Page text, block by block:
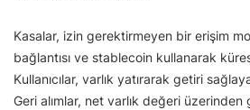
Kasalar, izin gerektirmeyen bir erişim
bağlantısı ve stablecoin kullanarak
Kullanıcılar, varlık yatırarak getiri
Geri alımlar, net varlık değeri